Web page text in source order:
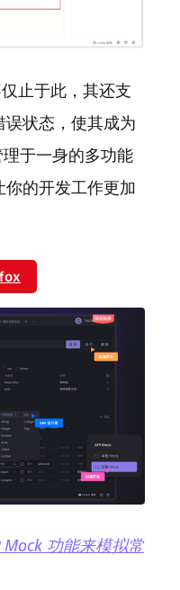
止于此，其还支
状态，使其成为
于一身的多功能
的开发工作更加
功能来模拟常